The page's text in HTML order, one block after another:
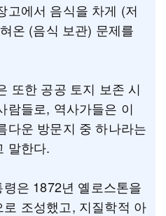
고에서 음식을 차게 (저
온 (음식 보관) 문제를
또한 공공 토지 보존 시
람들로, 역사가들은 이
다운 방문지 중 하나라는
말한다.
은 1872년 옐로스톤을
조성했고, 지질학적 아